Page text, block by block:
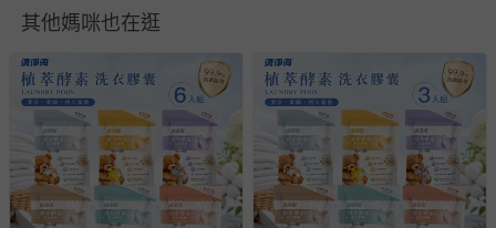
退貨，您可至『查詢訂單』>『已出貨』中查詢該筆訂單，
至媽咪愛
LINE@客服ID: @mamilove我們將依序為您處理
與服務，謝謝。
針對滿件折/滿額贈…等活動，如因部份退貨，而該訂單保
留商品未達活動門檻，將以原價計算，活動贈品亦需一併退
回。
其他媽咪也在逛